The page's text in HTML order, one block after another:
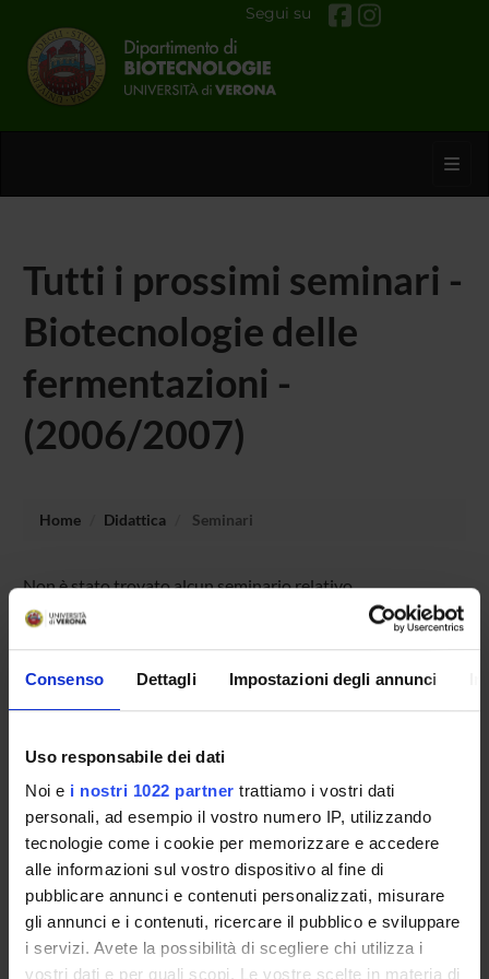
Consenso Dettagli Impostazioni degli annunci
Uso responsabile dei dati
Noi e i nostri 1022 partner trattiamo i vostri dati
personali, ad esempio il vostro numero IP, utilizzando
tecnologie come i cookie per memorizzare e accedere
alle informazioni sul vostro dispositivo al fine di
pubblicare annunci e contenuti personalizzati, misurare
gli annunci e i contenuti, ricercare il pubblico e sviluppare
i servizi. Avete la possibilità di scegliere chi utilizza i
vostri dati e per quali scopi. Le vostre scelte in materia di
Segui su
Tutti i prossimi seminari -
Biotecnologie delle
fermentazioni -
(2006/2007)
Home Didattica Seminari
Non è stato trovato alcun seminario relativo
all'insegnamento Biotecnologie delle fermentazioni.
OFFERTA FORMATIVA
CORSI DI STUDIO
DOTTORATI DI RICERCA E FORMAZIONE
SUPERIORE
Contatti
Persone
Luoghi